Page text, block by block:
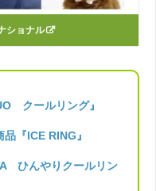
ショナル
クールリング』
『ICE RING』
ひんやりクールリン